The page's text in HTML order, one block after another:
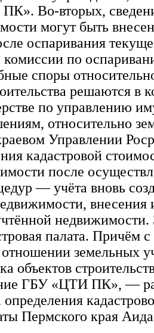
Во-вторых,
могут быть
оспаривания
комиссии по
споры
решаются в
по управлению
относительно
Управлении
кадастровой
после
— учёта вновь
внесения
палата. Причём с
земельных
объектов
ГБУ «ЦТИ ПК», —
определения
Пермского края